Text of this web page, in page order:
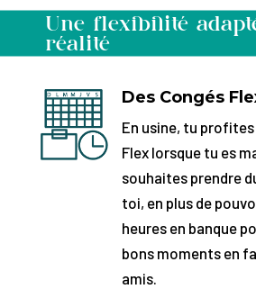
Une flexibilité
réalité
Des Congés
En usine, tu
Flex lorsque tu es
souhaites prendre
toi, en plus de
heures en banque
bons moments en
amis.